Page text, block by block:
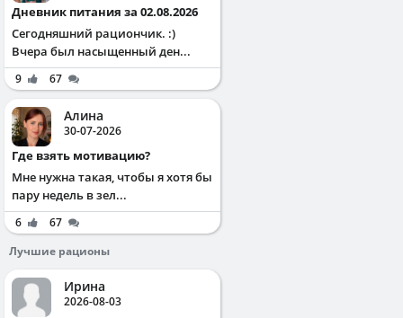
Дневник питания за 02.08.2026
Сегодняшний рациончик. :)
Вчера был насыщенный ден...
9 67
Алина
30-07-2026
Где взять мотивацию?
Мне нужна такая, чтобы я хотя бы
пару недель в зел...
6
67
Лучшие рационы
Ирина
2026-08-03